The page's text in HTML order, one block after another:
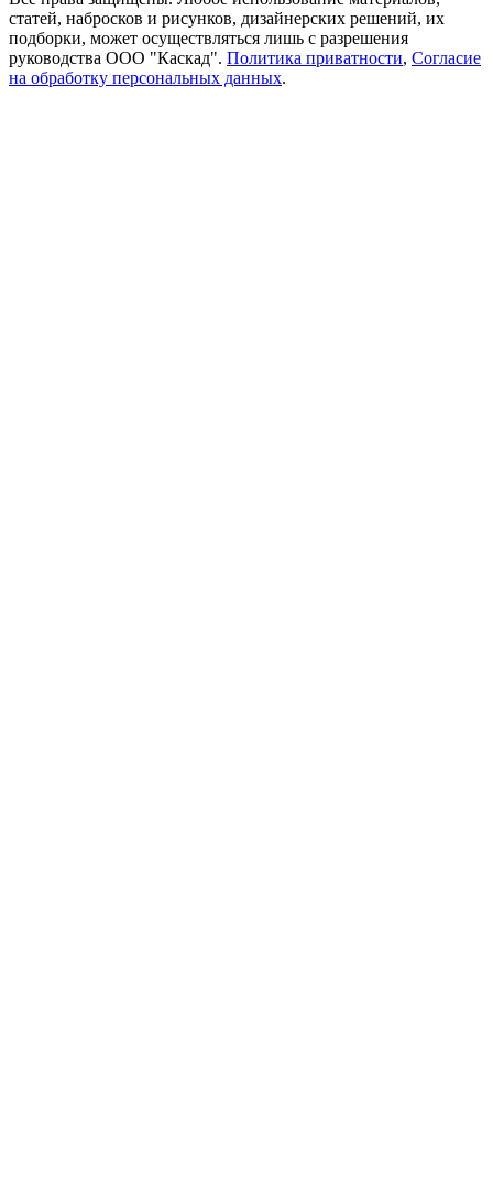
статей, набросков и рисунков, дизайнерских решений, их
подборки, может осуществляться лишь с разрешения
руководства ООО "Каскад". Политика приватности, Согласие
на обработку персональных данных.